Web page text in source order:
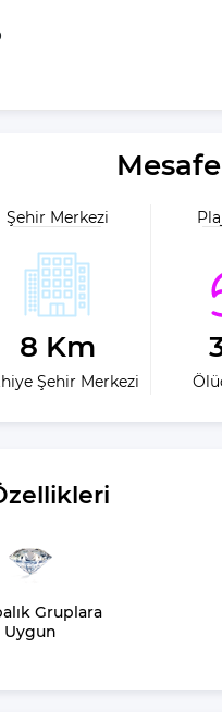
Şehir Merkezi
8 Km
Şehir Merkezi
Gruplara
Uygun